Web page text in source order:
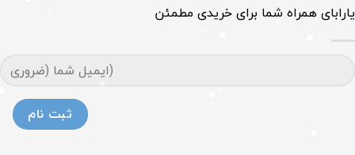
یارابای همراه شما برای خریدی مطمئن